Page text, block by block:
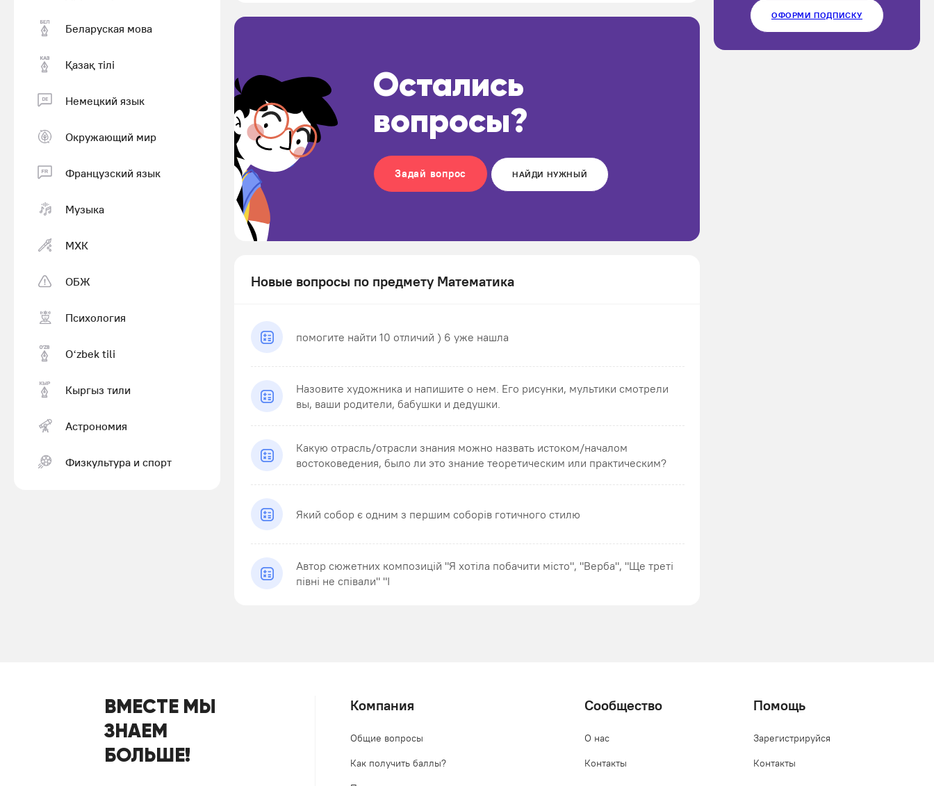
Беларуская мова
Қазақ тiлi
Немецкий язык
Окружающий мир
Французский язык
Музыка
МХК
ОБЖ
Психология
Оʻzbek tili
Кыргыз тили
Астрономия
Физкультура и спорт
Остались
вопросы?
Задай вопрос НАЙДИ НУЖНЫЙ
Новые вопросы по предмету Математика
помогите найти 10 отличий ) 6 уже нашла
Назовите художника и напишите о нем. Его рисунки, мультики смотрели
вы, ваши родители, бабушки и дедушки.
Какую отрасль/отрасли знания можно назвать истоком/началом
востоковедения, было ли это знание теоретическим или практическим?
Який собор є одним з першим соборів готичного стилю
Автор сюжетних композицій "Я хотіла побачити місто", "Верба", "Ще треті
півні не співали" "I
ОФОРМИ ПОДПИСКУ
ВМЕСТЕ МЫ
ЗНАЕМ
БОЛЬШЕ!
Компания
Общие вопросы
Как получить баллы?
Сообщество
О нас
Контакты
Помощь
Зарегистрируйся
Контакты